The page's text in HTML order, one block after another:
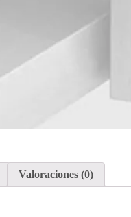
Valoraciones (0)